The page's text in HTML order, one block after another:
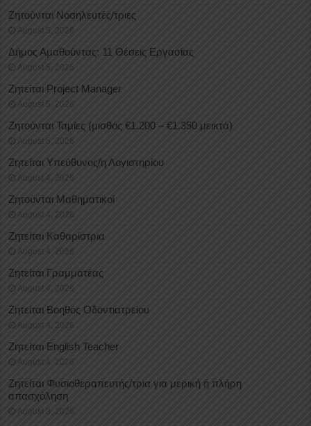
Ζητούνται Νοσηλευτές/τριες
August 5, 2026
Δήμος Αμαθούντας: 11 Θέσεις Εργασίας
August 5, 2026
Ζητείται Project Manager
August 5, 2026
Ζητούνται Ταμίες (μισθός €1.200 – €1.350 μεικτά)
August 5, 2026
Ζητείται Υπεύθυνος/η Λογιστηρίου
August 4, 2026
Ζητούνται Μαθηματικοί
August 4, 2026
Ζητείται Καθαρίστρια
August 4, 2026
Ζητείται Γραμματέας
August 4, 2026
Ζητείται Βοηθός Οδοντιατρείου
August 4, 2026
Ζητείται English Teacher
August 4, 2026
Ζητείται Φυσιοθεραπευτής/τρια για μερική ή πλήρη
απασχόληση
August 3, 2026